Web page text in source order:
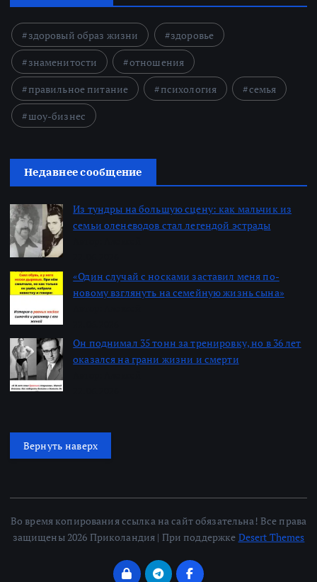
здоровый образ жизни
здоровье
знаменитости
отношения
правильное питание
психология
семья
шоу-бизнес
Недавнее сообщение
Из тундры на большую сцену: как мальчик из
семьи оленеводов стал легендой эстрады
«Один случай с носками заставил меня по-
новому взглянуть на семейную жизнь сына»
Он поднимал 35 тонн за тренировку, но в 36 лет
оказался на грани жизни и смерти
Вернуть наверх
Во время копирования ссылка на сайт обязательна! Все права
защищены 2026 Приколандия | При поддержке Desert Themes